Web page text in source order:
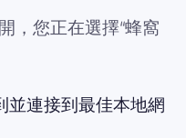
，您正在選擇“蜂窩
並連接到最佳本地網